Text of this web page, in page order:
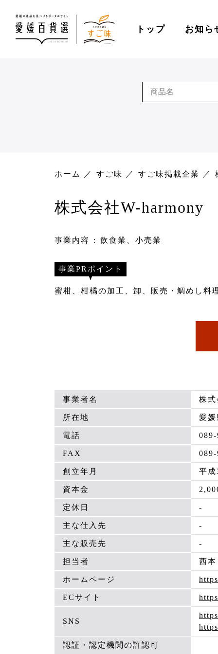
トップ お知ら
ホーム すご味 すご味掲載企業
株式会社W-harmony
事業内容 飲食業、小売業
事業PRポイント
蜜柑、柑橘の加工、卸、販売・鯛めし料
事業者名 株
所在地 愛
電話
FAX
創立年月 平
資本金
定休日 -
主な仕入先 -
主な販売先 -
担当者 西
ホームページ
ECサイト
SNS
認証・認定機関の許認可